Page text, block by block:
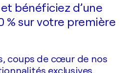
bénéficiez d’une
% sur votre première
coups de cœur de nos
exclusives.